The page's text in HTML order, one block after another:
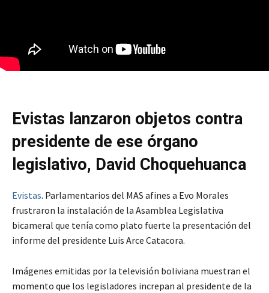
Evistas lanzaron objetos contra
presidente de ese órgano
legislativo, David Choquehuanca
Evistas. Parlamentarios del MAS afines a Evo Morales
frustraron la instalación de la Asamblea Legislativa
bicameral que tenía como plato fuerte la presentación del
informe del presidente Luis Arce Catacora.
Imágenes emitidas por la televisión boliviana muestran el
momento que los legisladores increpan al presidente de la